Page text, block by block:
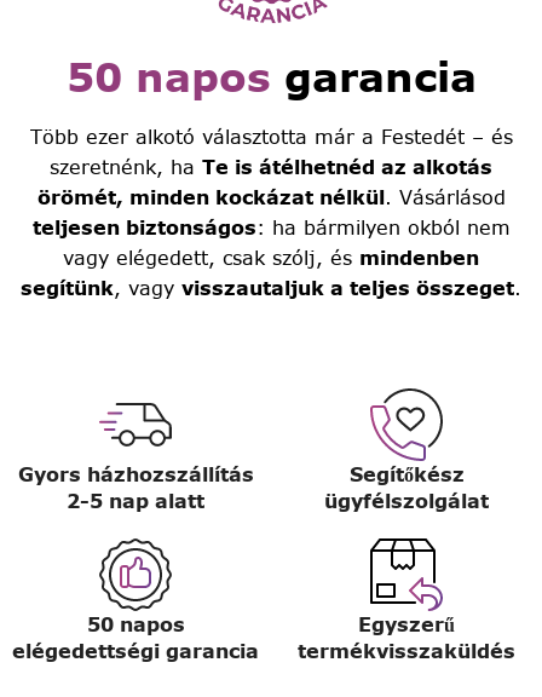
50 napos garancia
Több ezer alkotó választotta már a Festedét – és
szeretnénk, ha Te is átélhetnéd az alkotás
örömét, minden kockázat nélkül. Vásárlásod
teljesen biztonságos: ha bármilyen okból nem
vagy elégedett, csak szólj, és mindenben
segítünk, vagy visszautaljuk a teljes összeget.
Gyors házhozszállítás
2-5 nap alatt
Segítőkész
ügyfélszolgálat
50 napos
elégedettségi garancia
Egyszerű
termékvisszaküldés